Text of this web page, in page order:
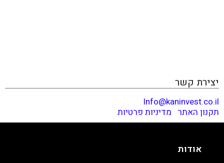
יצירת קשר
Info@kaninvest.co.il
תקנון האתר מדיניות פרטיות
אודות